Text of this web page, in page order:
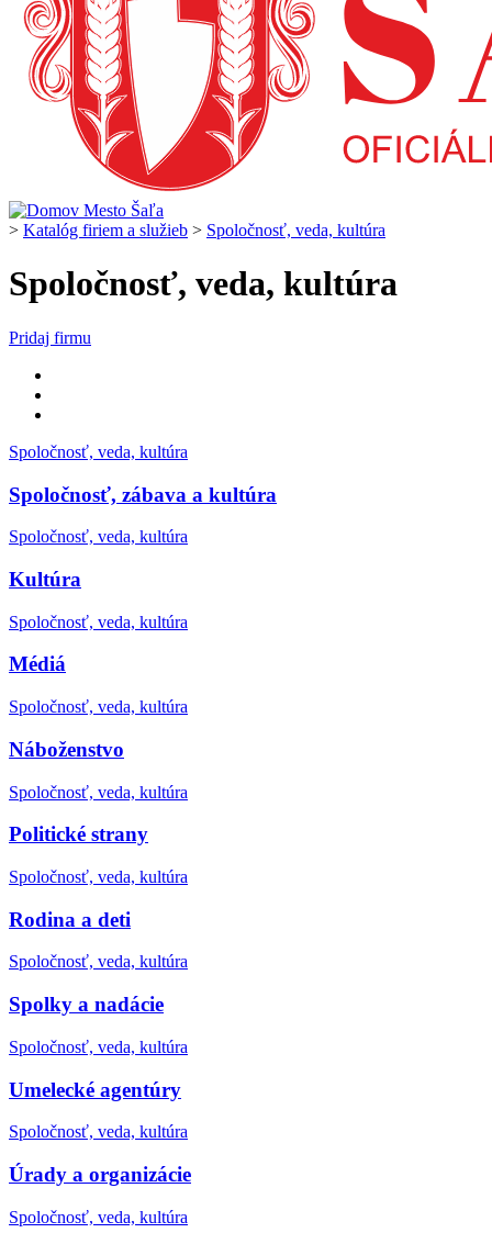
> Katalóg firiem a služieb > Spoločnosť, veda, kultúra
Spoločnosť, veda, kultúra
Pridaj firmu
Spoločnosť, veda, kultúra
Spoločnosť, zábava a kultúra
Spoločnosť, veda, kultúra
Kultúra
Spoločnosť, veda, kultúra
Médiá
Spoločnosť, veda, kultúra
Náboženstvo
Spoločnosť, veda, kultúra
Politické strany
Spoločnosť, veda, kultúra
Rodina a deti
Spoločnosť, veda, kultúra
Spolky a nadácie
Spoločnosť, veda, kultúra
Umelecké agentúry
Spoločnosť, veda, kultúra
Úrady a organizácie
Spoločnosť, veda, kultúra